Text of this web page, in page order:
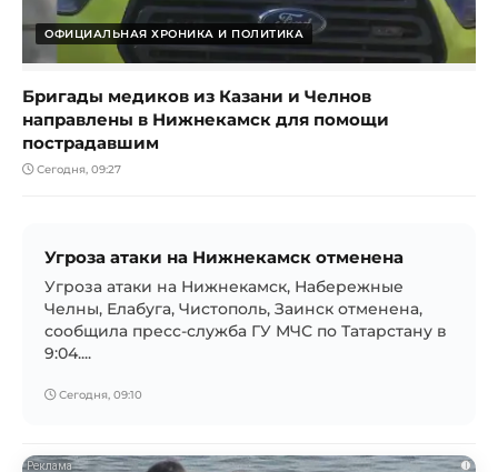
ОФИЦИАЛЬНАЯ ХРОНИКА И ПОЛИТИКА
Бригады медиков из Казани и Челнов
направлены в Нижнекамск для помощи
пострадавшим
Сегодня, 09:27
Угроза атаки на Нижнекамск отменена
Угроза атаки на Нижнекамск, Набережные
Челны, Елабуга, Чистополь, Заинск отменена,
сообщила пресс-служба ГУ МЧС по Татарстану в
9:04....
Сегодня, 09:10
i